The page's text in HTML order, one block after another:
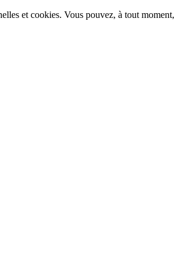
et cookies. Vous pouvez, à tout moment,